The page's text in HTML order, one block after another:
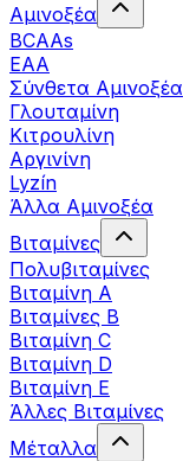
Αμινοξέα
BCAAs
EAA
Σύνθετα Αμινοξέα
Γλουταμίνη
Κιτρουλίνη
Αργινίνη
Lyzín
Άλλα Αμινοξέα
Βιταμίνες
Πολυβιταμίνες
Βιταμίνη Α
Βιταμίνες Β
Βιταμίνη C
Βιταμίνη D
Βιταμίνη Ε
Άλλες Βιταμίνες
Μέταλλα